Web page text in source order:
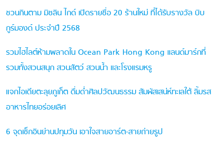
ชวนกินตาม มิชลิน ไกด์ เปิดรายชื่อ 20 ร้านใหม่ ที่ได้รับรางวัล บิบ
กูร์มองด์ ประจำปี 2568
รวมไฮไลต์ห้ามพลาดใน Ocean Park Hong Kong แลนด์มาร์กที่
รวมทั้งสวนสนุก สวนสัตว์ สวนน้ำ และโรงแรมหรู
แจกไอเดียตะลุยภูเก็ต ดื่มด่ำศิลปวัฒนธรรม สัมผัสเสน่ห์ทะเลใต้ ลิ้มรส
อาหารไทยอร่อยเลิศ
6 จุดเช็กอินย่านปทุมวัน เอาใจสายอาร์ต-สายถ่ายรูป